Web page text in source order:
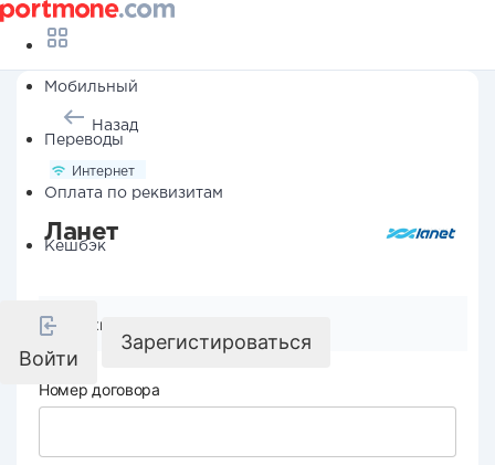
Мобильный
Переводы
Оплата по реквизитам
Кешбэк
Войти
Зарегистироваться
Назад
Интернет
Ланет
Реквизиты компании
Номер договора